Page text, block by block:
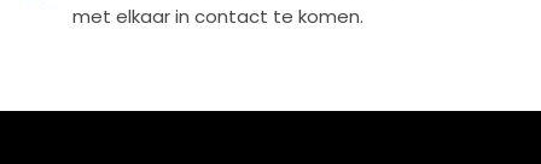
met elkaar in contact te komen.